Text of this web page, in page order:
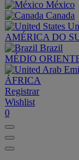
México
Canada
AMÉRICA DO
Brazil
MÉDIO
ÁFRICA
Registrar
Wishlist
0